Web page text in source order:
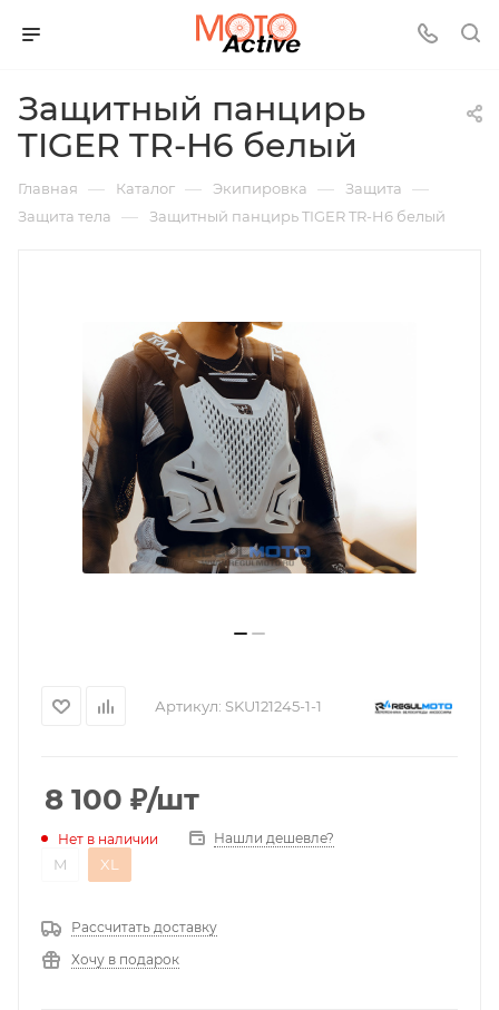
Защитный панцирь
TIGER TR-H6 белый
Главная — Каталог — Экипировка — Защита —
Защита тела — Защитный панцирь TIGER TR-H6 белый
Артикул: SKU121245-1-1
8 100 ₽/шт
Нет в наличии Нашли дешевле?
M XL
Рассчитать доставку
Хочу в подарок